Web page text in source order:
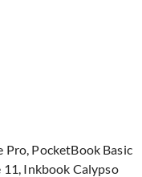
Pro, PocketBook Basic
11, Inkbook Calypso